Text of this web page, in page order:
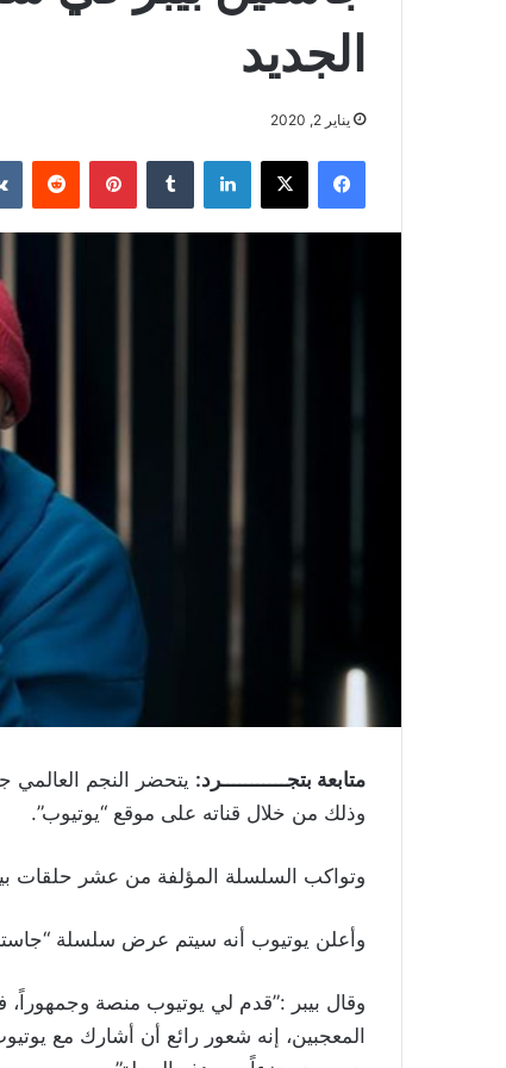
الجديد
يناير 2, 2020
فيسبوك ‫X لينكدإن بينتيريست
متابعة بتجـــــــــــرد: يتحضر النجم العالمي
وذلك من خلال قناته على موقع “يوتيوب”.
وتواكب السلسلة المؤلفة من عشر حلقات بيبر
وأعلن يوتيوب أنه سيتم عرض سلسلة “جاستن بيبر: سيزونز”
وقال بيبر :”قدم لي يوتيوب منصة
المعجبين، إنه شعور رائع أن أشارك مع